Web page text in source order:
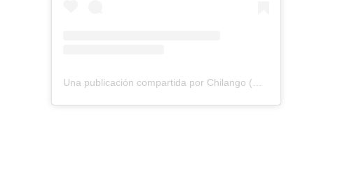
Una publicación compartida por Chilango (@chilangocom)